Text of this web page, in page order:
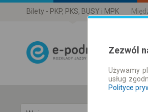
Bilety - PKP, PKS, BUSY i MPK
Zezwól
Używamy
usług
Polityce